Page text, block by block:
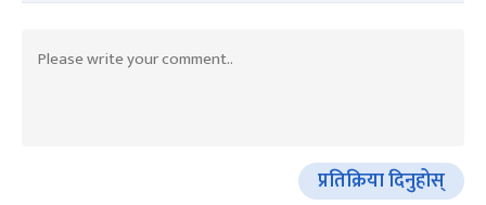
प्रतिक्रिया दिनुहोस्